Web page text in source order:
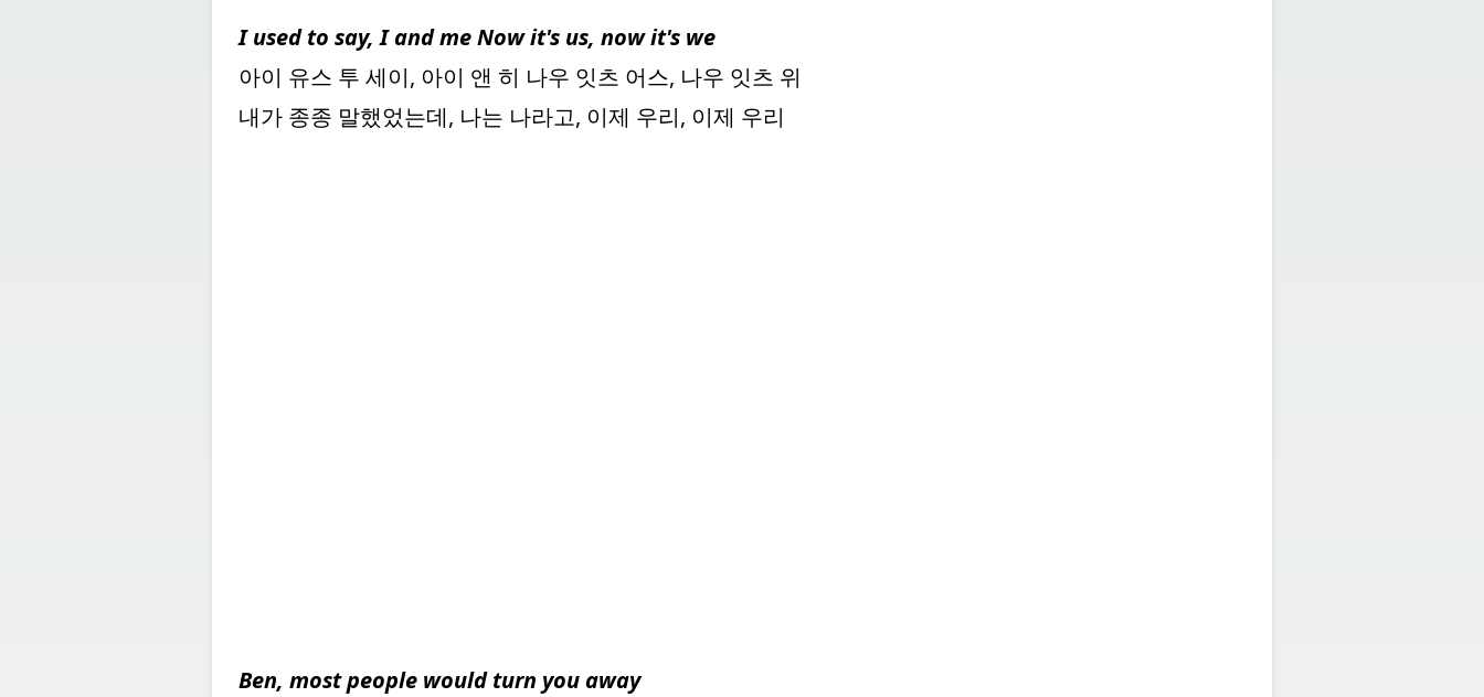
I used to say, I and me Now it's us, now it's we
아이 유스 투 세이, 아이 앤 히 나우 잇츠 어스, 나우 잇츠 위
내가 종종 말했었는데, 나는 나라고, 이제 우리, 이제 우리
Ben, most people would turn you away